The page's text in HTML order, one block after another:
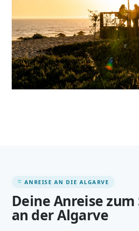
ANREISE AN DIE ALGARVE
Deine Anreise
an der Algarve